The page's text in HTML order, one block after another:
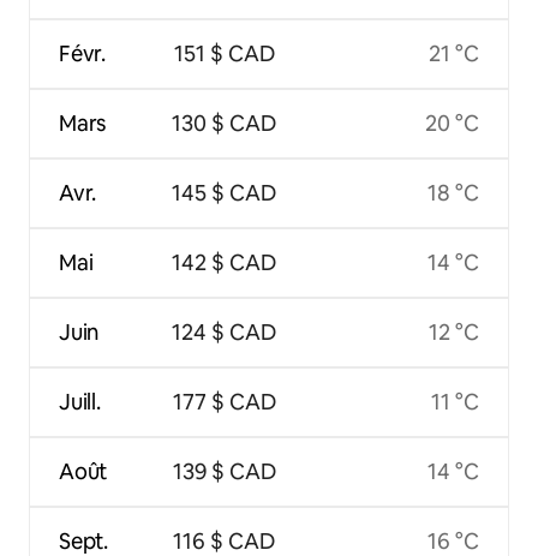
Févr.
Mars
Avr.
Mai
Juin
Juill.
Août
Sept.
151 $ CAD
130 $ CAD
145 $ CAD
142 $ CAD
124 $ CAD
177 $ CAD
139 $ CAD
116 $ CAD
21 °C
20 °C
18 °C
14 °C
12 °C
11 °C
14 °C
16 °C